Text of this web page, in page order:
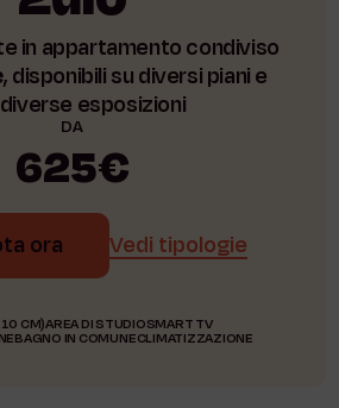
in appartamento condiviso
, disponibili su diversi piani e
esposizioni
DA
625€
ora Vedi tipologie
CM)AREA DI STUDIOSMART TV
BAGNO IN COMUNECLIMATIZZAZIONE